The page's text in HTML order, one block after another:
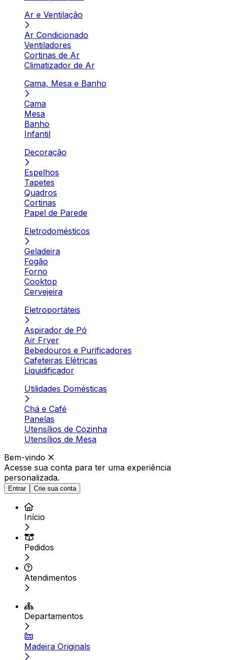
Ar e Ventilação
Ar Condicionado
Ventiladores
Cortinas de Ar
Climatizador de Ar
Cama, Mesa e Banho
Cama
Mesa
Banho
Infantil
Decoração
Espelhos
Tapetes
Quadros
Cortinas
Papel de Parede
Eletrodomésticos
Geladeira
Fogão
Forno
Cooktop
Cervejeira
Eletroportáteis
Aspirador de Pó
Air Fryer
Bebedouros e Purificadores
Cafeteiras Elétricas
Liquidificador
Utilidades Domésticas
Chá e Café
Panelas
Utensílios de Cozinha
Utensílios de Mesa
Bem-vindo
Acesse sua conta para ter uma experiência
personalizada.
Entrar Crie sua conta
Início
Pedidos
Atendimentos
Departamentos
Madeira Originals